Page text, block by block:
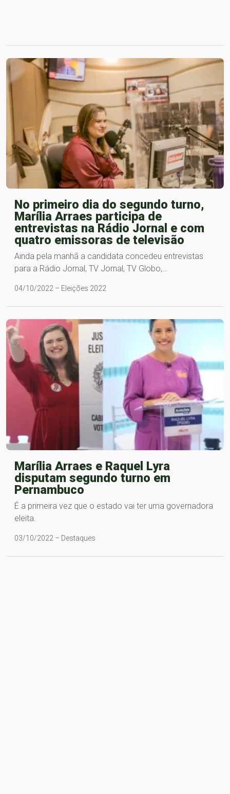
No primeiro dia do segundo turno,
Marília Arraes participa de
entrevistas na Rádio Jornal e com
quatro emissoras de televisão
Ainda pela manhã a candidata concedeu entrevistas
para a Rádio Jornal, TV Jornal, TV Globo,…
04/10/2022 – Eleições 2022
Marília Arraes e Raquel Lyra
disputam segundo turno em
Pernambuco
É a primeira vez que o estado vai ter uma governadora
eleita.
03/10/2022 – Destaques